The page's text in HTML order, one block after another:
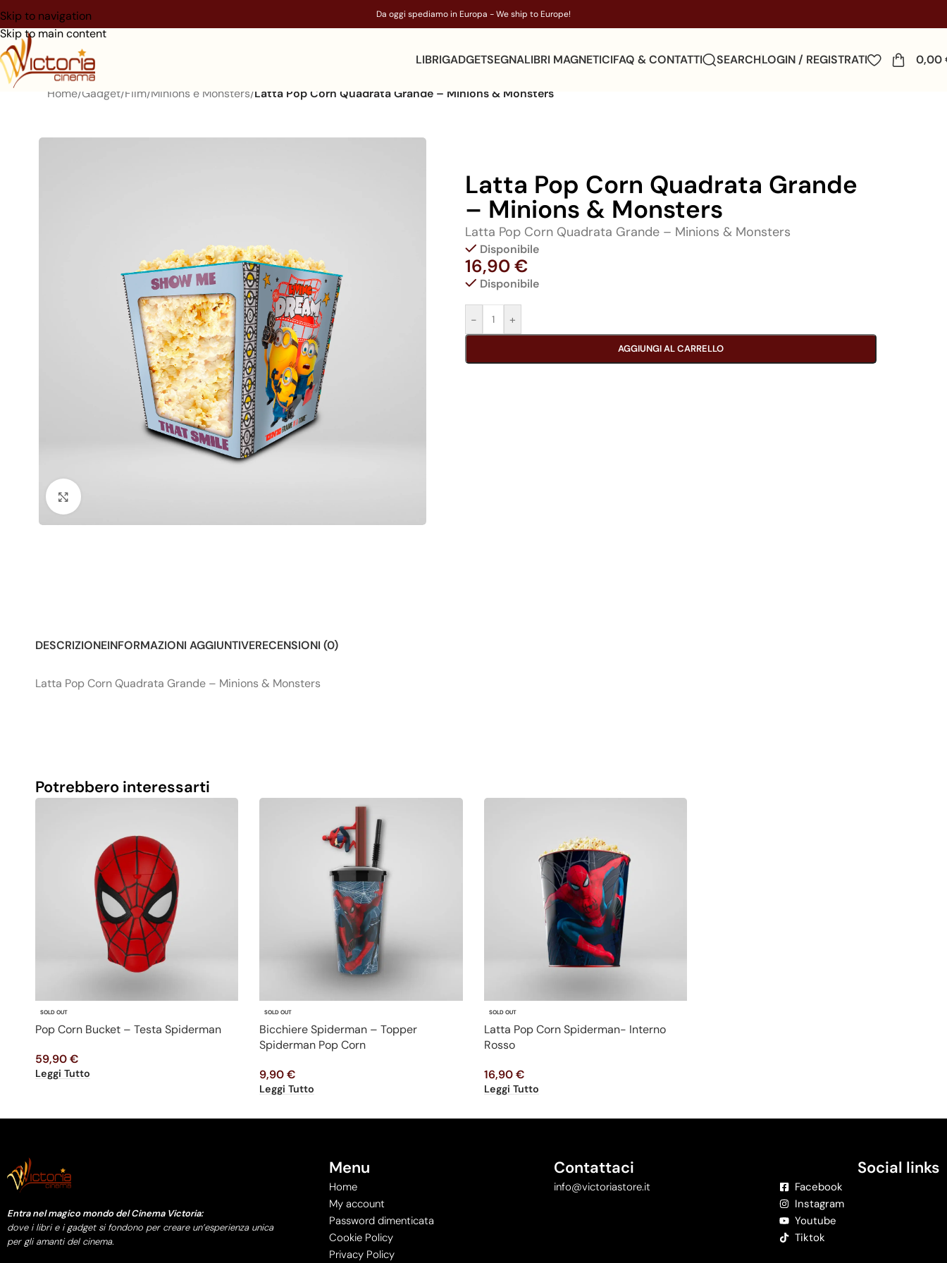
Skip to navigation
Skip to main content
Da oggi spediamo in Europa - We ship to Europe!
LIBRIGADGETSEGNALIBRI MAGNETICIFAQ & CONTATTI SEARCHLOGIN / REGISTRATI 0,00
Home/Gadget/Film/Minions e Monsters/Latta Pop Corn Quadrata Grande – Minions & Monsters
Latta Pop Corn Quadrata Grande
– Minions & Monsters
Latta Pop Corn Quadrata Grande – Minions & Monsters
Disponibile
16,90€
Disponibile
- +
AGGIUNGI AL CARRELLO
DESCRIZIONEINFORMAZIONI AGGIUNTIVERECENSIONI (0)
Latta Pop Corn Quadrata Grande – Minions & Monsters
Potrebbero interessarti
SOLD OUT
Pop Corn Bucket – Testa Spiderman
59,90€
Leggi Tutto
SOLD OUT
Bicchiere Spiderman – Topper
Spiderman Pop Corn
9,90€
Leggi Tutto
SOLD OUT
Latta Pop Corn Spiderman- Interno
Rosso
16,90€
Leggi Tutto
Entra nel magico mondo del Cinema Victoria:
dove i libri e i gadget si fondono per creare un’esperienza unica
per gli amanti del cinema.
Menu
Home
My account
Password dimenticata
Cookie Policy
Privacy Policy
Contattaci
info@victoriastore.it
Social links
Facebook
Instagram
Youtube
Tiktok